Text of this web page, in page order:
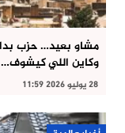
وكاين اللي كيشوف…
28 يوليو 2026 11:59